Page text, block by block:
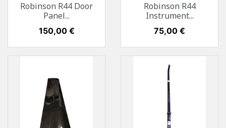
Robinson R44 Door
Panel...
Preis
150,00 €
Robinson R44
Instrument...
Preis
75,00 €